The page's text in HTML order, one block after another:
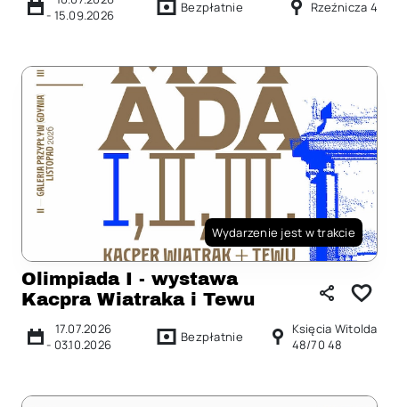
- 15.09.2026 Bezpłatnie Rzeźnicza 4
Wydarzenie jest w trakcie
Olimpiada I - wystawa
Kacpra Wiatraka i Tewu
17.07.2026
- 03.10.2026 Bezpłatnie
Księcia Witolda
48/70 48